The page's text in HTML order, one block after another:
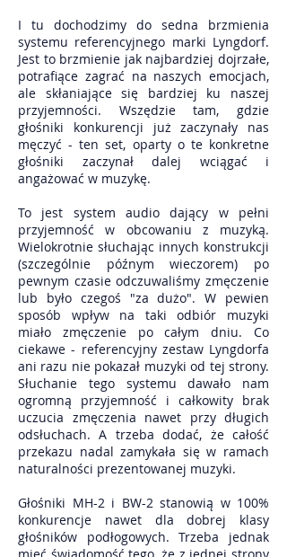
I tu dochodzimy do sedna brzmienia
systemu referencyjnego marki Lyngdorf.
Jest to brzmienie jak najbardziej dojrzałe,
potrafiące zagrać na naszych emocjach,
ale skłaniające się bardziej ku naszej
przyjemności. Wszędzie tam, gdzie
głośniki konkurencji już zaczynały nas
męczyć - ten set, oparty o te konkretne
głośniki zaczynał dalej wciągać i
angażować w muzykę.
To jest system audio dający w pełni
przyjemność w obcowaniu z muzyką.
Wielokrotnie słuchając innych konstrukcji
(szczególnie późnym wieczorem) po
pewnym czasie odczuwaliśmy zmęczenie
lub było czegoś "za dużo". W pewien
sposób wpływ na taki odbiór muzyki
miało zmęczenie po całym dniu. Co
ciekawe - referencyjny zestaw Lyngdorfa
ani razu nie pokazał muzyki od tej strony.
Słuchanie tego systemu dawało nam
ogromną przyjemność i całkowity brak
uczucia zmęczenia nawet przy długich
odsłuchach. A trzeba dodać, że całość
przekazu nadal zamykała się w ramach
naturalności prezentowanej muzyki.
Głośniki MH-2 i BW-2 stanowią w 100%
konkurencje nawet dla dobrej klasy
głośników podłogowych. Trzeba jednak